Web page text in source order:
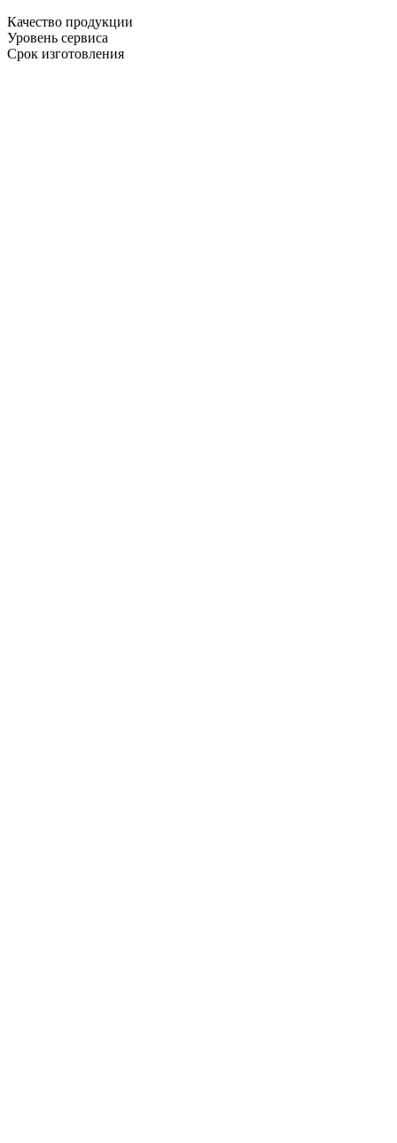
Качество продукции
Уровень сервиса
Срок изготовления